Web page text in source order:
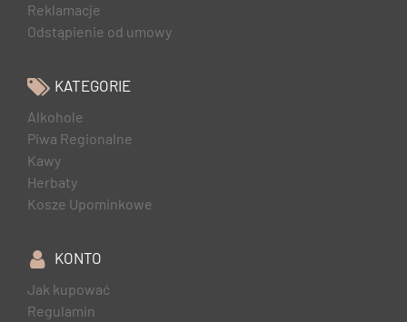
Reklamacje
Odstąpienie od umowy
KATEGORIE
Alkohole
Piwa Regionalne
Kawy
Herbaty
Kosze Upominkowe
KONTO
Jak kupować
Regulamin